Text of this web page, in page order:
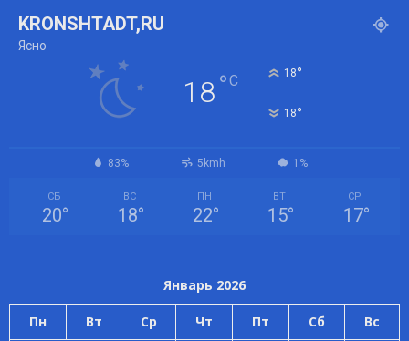
KRONSHTADT,RU
Ясно
18°C 18°
18°
83% 5kmh 1%
СБ
20°
ВС
18°
ПН
22°
ВТ
15°
СР
17°
Январь 2026
Пн Вт Ср Чт Пт Сб Вс